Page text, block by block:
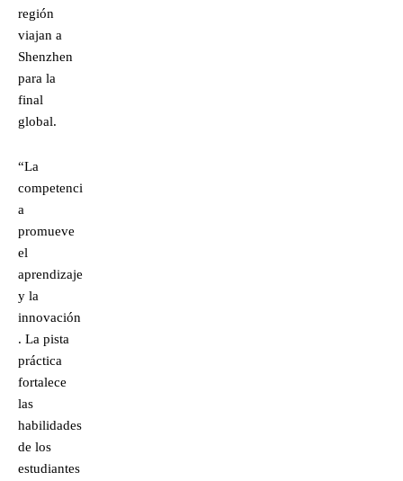
región
viajan a
Shenzhen
para la
final
global.
“La
competenci
a
promueve
el
aprendizaje
y la
innovación
. La pista
práctica
fortalece
las
habilidades
de los
estudiantes